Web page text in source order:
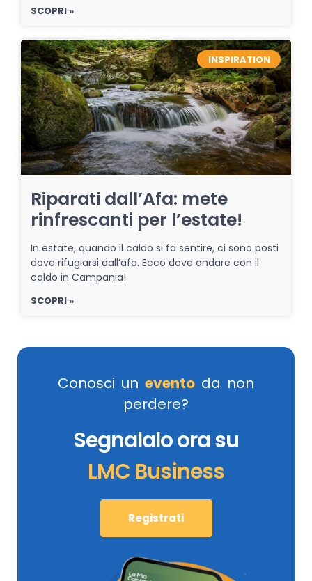
SCOPRI »
INSPIRATION
Riparati dall’Afa: mete
rinfrescanti per l’estate!
In estate, quando il caldo si fa sentire, ci sono posti
dove rifugiarsi dall’afa. Ecco dove andare con il
caldo in Campania!
SCOPRI »
Conosci un evento da non
perdere?
Segnalalo ora su
LMC Business
Registrati